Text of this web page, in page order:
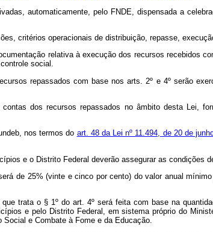
automaticamente, pelo FNDE, dispensada a
critérios operacionais de distribuição, repasse,
relativa à execução dos recursos recebidos
social.
repassados com base nos arts. 2º e 4º serão
dos recursos repassados no âmbito desta Lei,
nos termos do art. 48 da Lei nº 11.494, de 20 de
e o Distrito Federal deverão assegurar as condições
de 25% (vinte e cinco por cento) do valor anual
trata o § 1º do art. 4º será feita com base na
e pelo Distrito Federal, em sistema próprio do
e Combate à Fome e da Educação.